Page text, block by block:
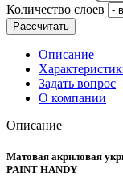
Количество слоев
Рассчитать
Описание
Задать вопрос
О компании
Описание
Матовая акриловая
PAINT HANDY